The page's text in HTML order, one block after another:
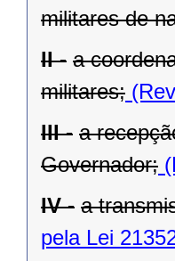
militares de
II - a
militares;
III - a
Governador;
IV - a
pela Lei